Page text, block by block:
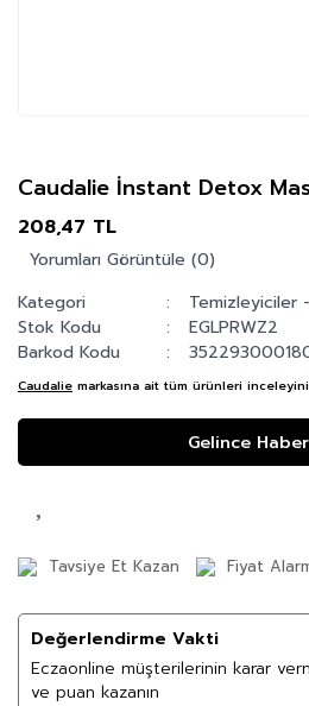
Caudalie İnstant Detox
208,47 TL
Yorumları Görüntüle (0)
Kategori
Temizleyiciler -
Stok Kodu
EGLPRWZ2
Barkod Kodu
Caudalie markasına ait tüm ürünleri
Gelince
Tavsiye Et Kazan Fiyat
Değerlendirme Vakti
Eczaonline müşterilerinin karar
ve puan kazanın